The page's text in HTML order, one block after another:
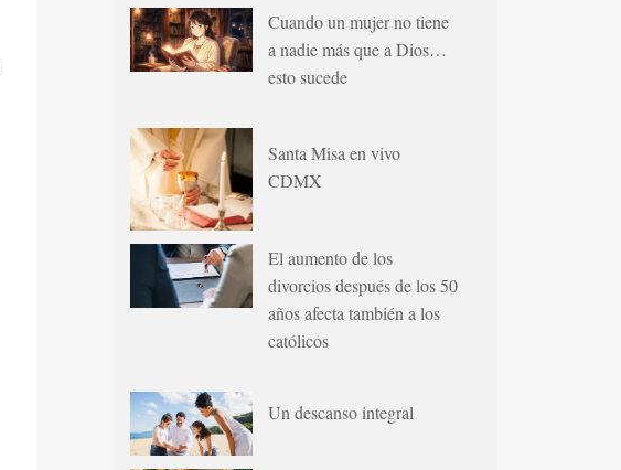
Cuando un mujer no tiene
a nadie más que a Dios…
esto sucede
Santa Misa en vivo
CDMX
El aumento de los
divorcios después de los 50
años afecta también a los
católicos
Un descanso integral